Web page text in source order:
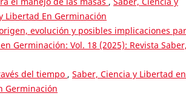
Libertad En Germinación
evolución y posibles implicaciones
Germinación: Vol. 18 (2025): Revista
del tiempo , Saber, Ciencia y Libertad en
Germinación